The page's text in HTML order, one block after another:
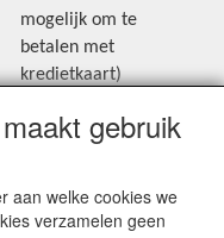
mogelijk om te
betalen met
kredietkaart)
hoogte van de laatste
gebruik
aan welke cookies we
verzamelen geen